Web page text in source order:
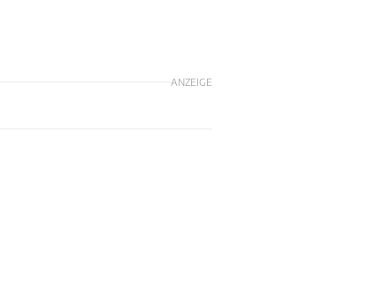
ANZEIGE